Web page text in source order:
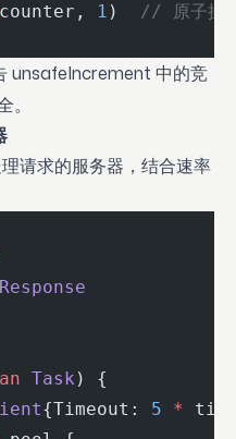
counter, 1 ) // 原子操
unsafeIncrement 中的竞
请求的服务器，结合速率
Response
Task ) {
{Timeout: 5 *